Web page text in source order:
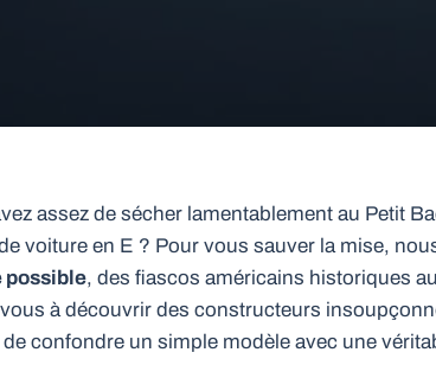
assez de sécher lamentablement au Petit
voiture en E ? Pour vous sauver la mise,
possible, des fiascos américains historiques
à découvrir des constructeurs
confondre un simple modèle avec une